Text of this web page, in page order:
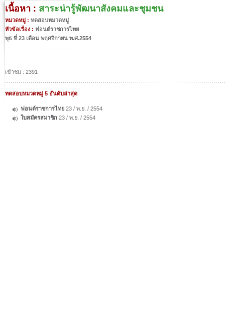
เนื้อหา : สาระน่ารู้พัฒนาสังคมและชุมชน
หมวดหมู่ : ทดสอบหมวดหมู่
หัวข้อเรื่อง : ฟอนต์ราชการไทย
พุธ ที่ 23 เดือน พฤศจิกายน พ.ศ.2554
เข้าชม : 2391
ทดสอบหมวดหมู่ 5 อันดับล่าสุด
ฟอนต์ราชการไทย 23 / พ.ย. / 2554
ใบสมัครสมาชิก 23 / พ.ย. / 2554